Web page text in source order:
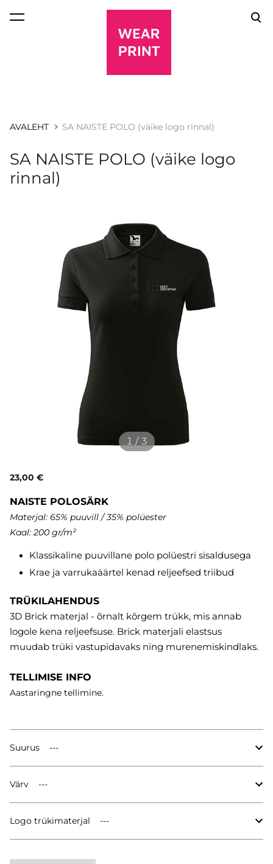
lisati ostukorvi.
AVALEHT SA NAISTE POLO (väike logo rinnal)
SA NAISTE POLO (väike logo
rinnal)
1 / 3
23,00 €
NAISTE POLOSÄRK
Materjal: 65% puuvill / 35% polüester
Kaal: 200 gr/m²
Klassikaline puuvillane polo polüestri sisaldusega
Krae ja varrukaäärtel kenad reljeefsed triibud
TRÜKILAHENDUS
3D Brick materjal - õrnalt kõrgem trükk, mis annab
logole kena reljeefsuse. Brick materjali elastsus
muudab trüki vastupidavaks ning murenemiskindlaks.
TELLIMISE INFO
Aastaringne tellimine.
Suurus
Värv
Logo trükimaterjal